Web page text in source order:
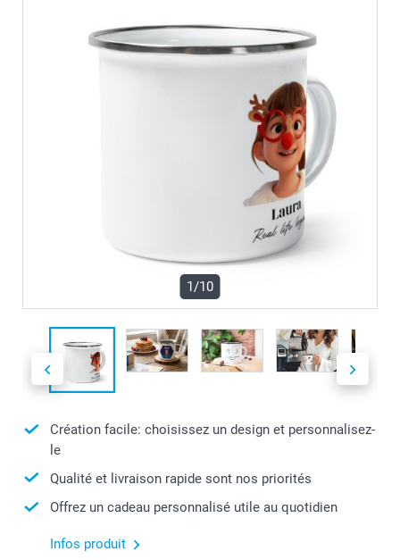
1/10
Création facile: choisissez un design et personnalisez-
le
Qualité et livraison rapide sont nos priorités
Offrez un cadeau personnalisé utile au quotidien
Infos produit